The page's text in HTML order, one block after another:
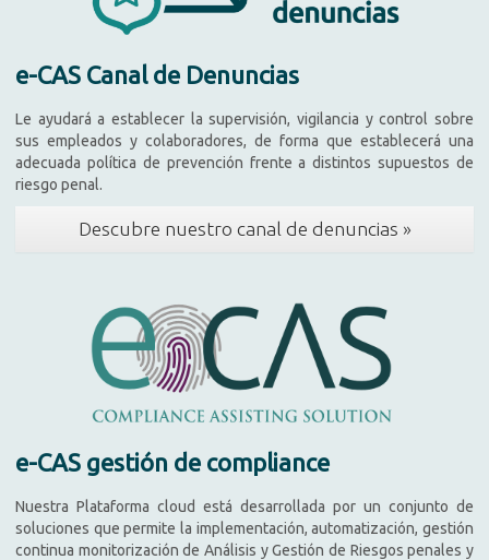
e-CAS Canal de Denuncias
Le ayudará a establecer la supervisión, vigilancia y control sobre
sus empleados y colaboradores, de forma que establecerá una
adecuada política de prevención frente a distintos supuestos de
riesgo penal.
Descubre nuestro canal de denuncias »
e-CAS gestión de compliance
Nuestra Plataforma cloud está desarrollada por un conjunto de
soluciones que permite la implementación, automatización, gestión
continua monitorización de Análisis y Gestión de Riesgos penales y